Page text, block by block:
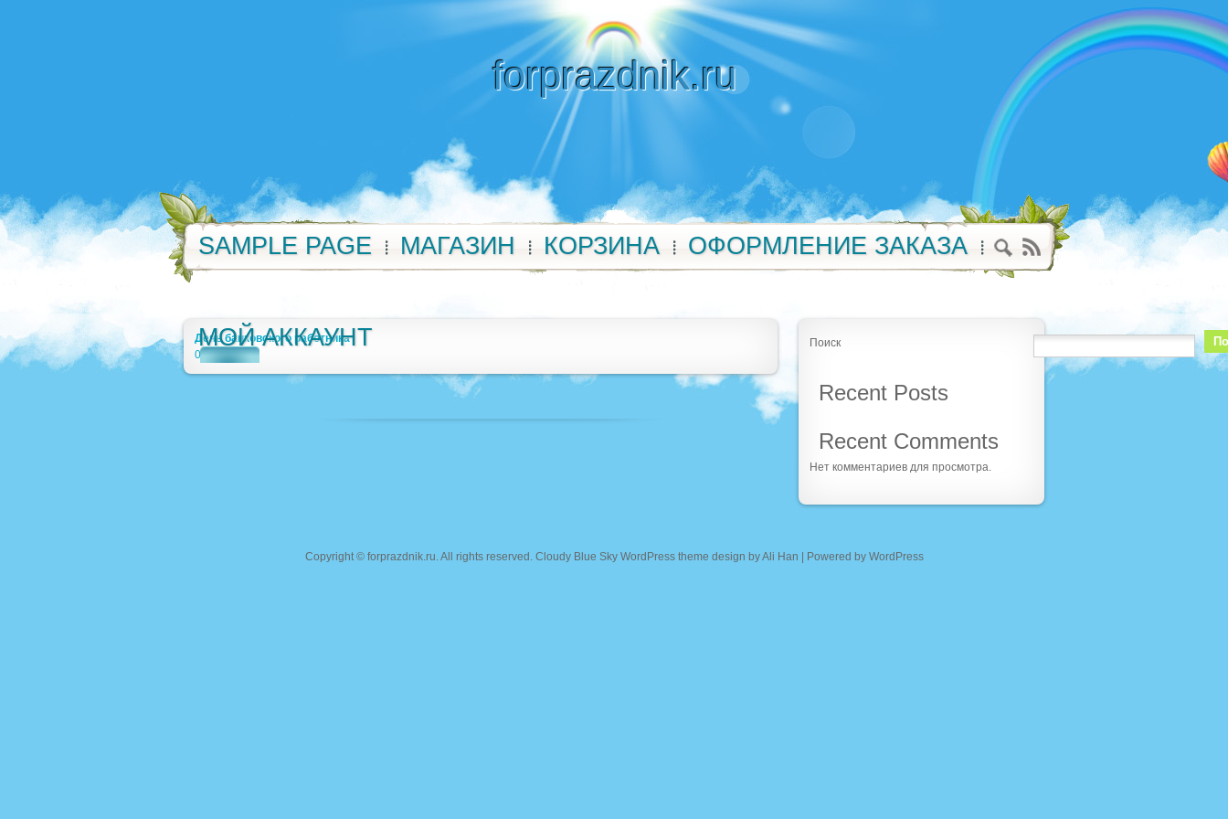
forprazdnik.ru
SAMPLE PAGE МАГАЗИН КОРЗИНА ОФОРМЛЕНИЕ ЗАКАЗА
МОЙ АККАУНТ
День банковского работника
0
Поиск
Recent Posts
Recent Comments
Нет комментариев для просмотра.
Copyright © forprazdnik.ru. All rights reserved. Cloudy Blue Sky WordPress theme design byAli Han | Powered by WordPress